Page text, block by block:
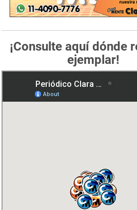
¡Consulte aquí dónde
ejemplar!